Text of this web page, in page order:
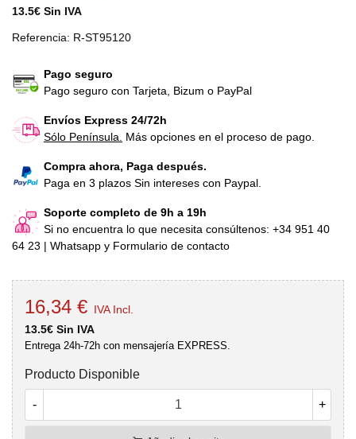
13.5€ Sin IVA
Referencia: R-ST95120
Pago seguro
Pago seguro con Tarjeta, Bizum o PayPal
Envíos Express 24/72h
Sólo Península.
Más opciones en el proceso de pago.
Compra ahora, Paga después.
Paga en 3 plazos Sin intereses con Paypal.
Soporte completo de 9h a 19h
Si no encuentra lo que necesita consúltenos: +34 951 40
64 23 | Whatsapp y Formulario de contacto
16,34 € IVA Incl.
13.5€ Sin IVA
Entrega 24h-72h con mensajería EXPRESS.
Producto Disponible
- +